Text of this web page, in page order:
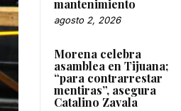
mantenimiento
agosto 2, 2026
Morena celebra
asamblea en Tijuana;
“para contrarrestar
mentiras”, asegura
Catalino Zavala